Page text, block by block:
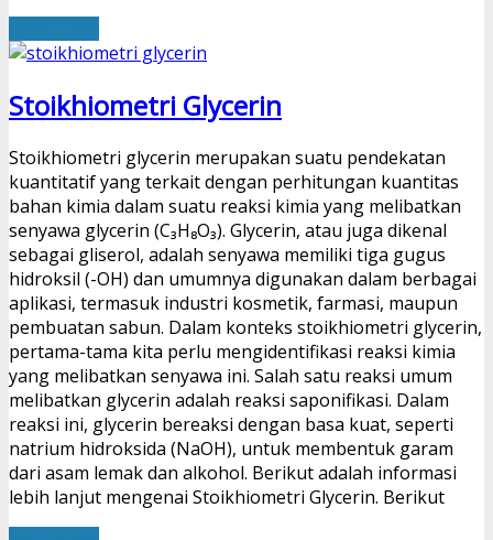
Stoikhiometri Glycerin
Stoikhiometri glycerin merupakan suatu pendekatan
kuantitatif yang terkait dengan perhitungan kuantitas
bahan kimia dalam suatu reaksi kimia yang melibatkan
senyawa glycerin (C₃H₈O₃). Glycerin, atau juga dikenal
sebagai gliserol, adalah senyawa memiliki tiga gugus
hidroksil (-OH) dan umumnya digunakan dalam berbagai
aplikasi, termasuk industri kosmetik, farmasi, maupun
pembuatan sabun. Dalam konteks stoikhiometri glycerin,
pertama-tama kita perlu mengidentifikasi reaksi kimia
yang melibatkan senyawa ini. Salah satu reaksi umum
melibatkan glycerin adalah reaksi saponifikasi. Dalam
reaksi ini, glycerin bereaksi dengan basa kuat, seperti
natrium hidroksida (NaOH), untuk membentuk garam
dari asam lemak dan alkohol. Berikut adalah informasi
lebih lanjut mengenai Stoikhiometri Glycerin. Berikut